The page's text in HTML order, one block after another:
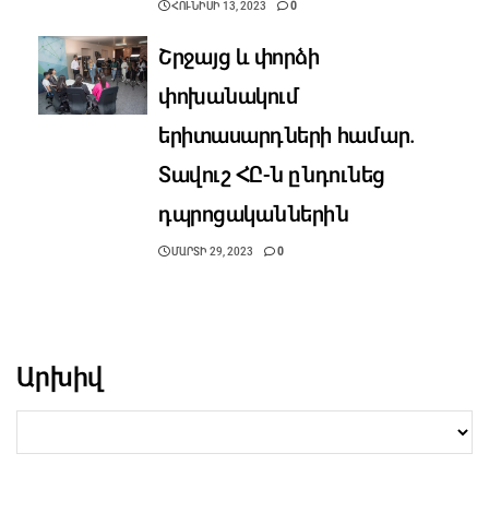
ՀՈՒՆԻՍԻ 13, 2023 0
Շրջայց և փորձի
փոխանակում
երիտասարդների համար.
Տավուշ ՀԸ-ն ընդունեց
դպրոցականներին
ՄԱՐՏԻ 29, 2023 0
Արխիվ